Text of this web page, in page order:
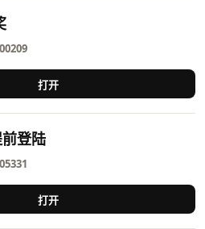
打开
登陆
打开